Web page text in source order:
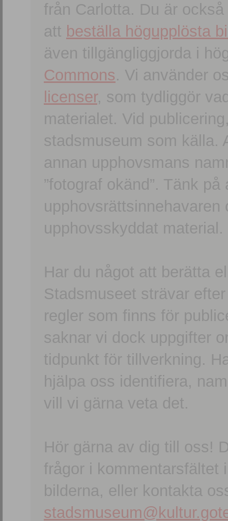
från Carlotta. Du är
att beställa högupplösta
även tillgängliggjorda i
Commons. Vi använder
licenser, som tydliggör
materialet. Vid
stadsmuseum som källa.
annan upphovsmans
”fotograf okänd”. Tänk
upphovsskyddat material.
Har du något att berätta
Stadsmuseet strävar
regler som finns för
saknar vi dock uppgifter
tidpunkt för tillverkning.
hjälpa oss identifiera,
vill vi gärna veta det.
Hör gärna av dig till oss!
frågor i kommentarsfältet
bilderna, eller kontakta